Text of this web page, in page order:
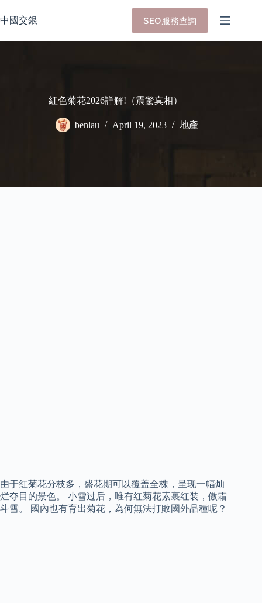
to
content
中國交銀 SEO服務查詢
紅色菊花2026詳解!（震驚真相）
benlau April 19, 2023 地產
由于红菊花分枝多，盛花期可以覆盖全株，呈现一幅灿
烂夺目的景色。 小雪过后，唯有红菊花素裹红装，傲霜
斗雪。 國內也有育出菊花，為何無法打敗國外品種呢？